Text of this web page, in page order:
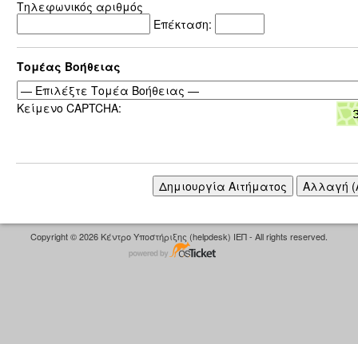
Τηλεφωνικός αριθμός
Επέκταση:
Τομέας Βοήθειας
Κείμενο CAPTCHA:
Copyright © 2026 Κέντρο Υποστήριξης (helpdesk) ΙΕΠ - All rights reserved.